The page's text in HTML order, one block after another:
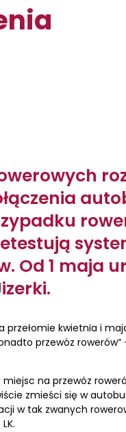
Od 1 maja
przełomie kwietnia i
przewóz rowerów”
na przewóz
zmieści się w
w tak zwanych